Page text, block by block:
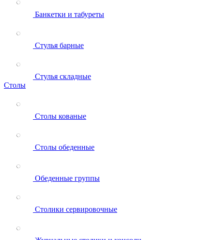
Банкетки и табуреты
Стулья барные
Стулья складные
Столы
Столы кованые
Столы обеденные
Обеденные группы
Столики сервировочные